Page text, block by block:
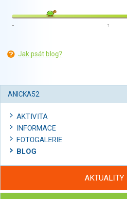
- ↑
Jak psát blog?
ANICKA52
AKTIVITA
INFORMACE
FOTOGALERIE
BLOG
AKTUALITY